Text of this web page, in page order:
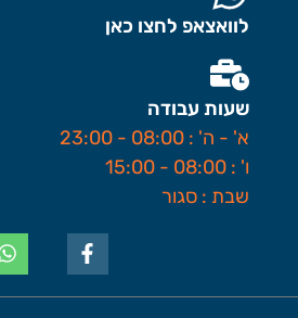
לוואצאפ לחצו כאן
שעות עבודה
א' - ה' : 08:00 - 23:00
ו' : 08:00 - 15:00
שבת : סגור